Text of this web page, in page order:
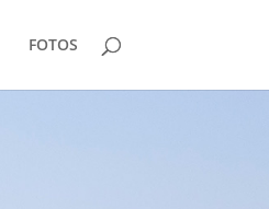
FOTOS